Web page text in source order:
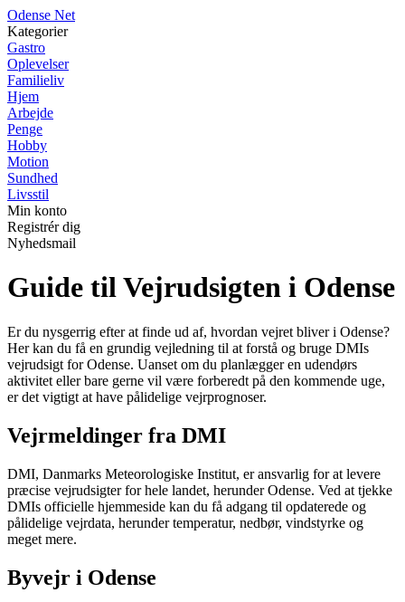
Odense Net
Kategorier
Gastro
Oplevelser
Familieliv
Hjem
Arbejde
Penge
Hobby
Motion
Sundhed
Livsstil
Min konto
Registrér dig
Nyhedsmail
Guide til Vejrudsigten i Odense
Er du nysgerrig efter at finde ud af, hvordan vejret bliver i Odense?
Her kan du få en grundig vejledning til at forstå og bruge DMIs
vejrudsigt for Odense. Uanset om du planlægger en udendørs
aktivitet eller bare gerne vil være forberedt på den kommende uge,
er det vigtigt at have pålidelige vejrprognoser.
Vejrmeldinger fra DMI
DMI, Danmarks Meteorologiske Institut, er ansvarlig for at levere
præcise vejrudsigter for hele landet, herunder Odense. Ved at tjekke
DMIs officielle hjemmeside kan du få adgang til opdaterede og
pålidelige vejrdata, herunder temperatur, nedbør, vindstyrke og
meget mere.
Byvejr i Odense